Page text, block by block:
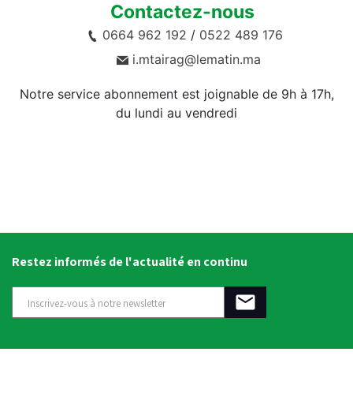
Contactez-nous
0664 962 192 / 0522 489 176
i.mtairag@lematin.ma
Notre service abonnement est joignable de 9h à 17h,
du lundi au vendredi
Restez informés de l'actualité en continu